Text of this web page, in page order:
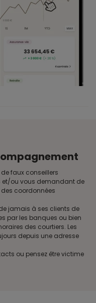
faux conseillers
et/ou vous demandant de
coordonnées
jamais à ses clients de
par les banques ou bien
des courtiers. Les
depuis une adresse
ou pensez être victime